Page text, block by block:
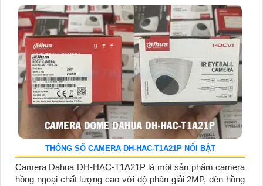
THÔNG SỐ CAMERA DH-HAC-T1A21P NỔI BẬT
Camera Dahua DH-HAC-T1A21P là một sản phẩm camera
hồng ngoại chất lượng cao với độ phân giải 2MP, đèn hồng